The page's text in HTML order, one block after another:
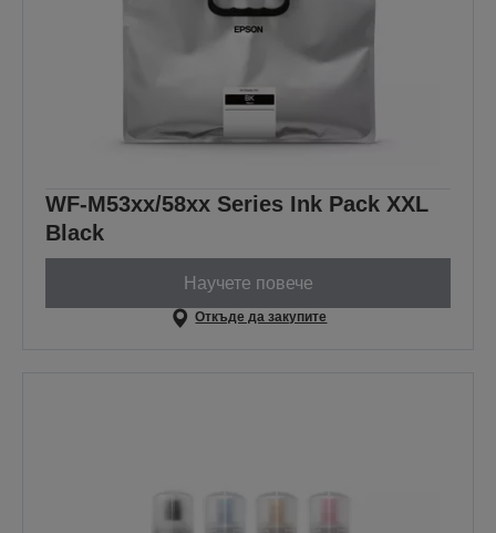
WF-M53xx/58xx Series Ink Pack XXL
Black
Научете повече
Откъде да закупите